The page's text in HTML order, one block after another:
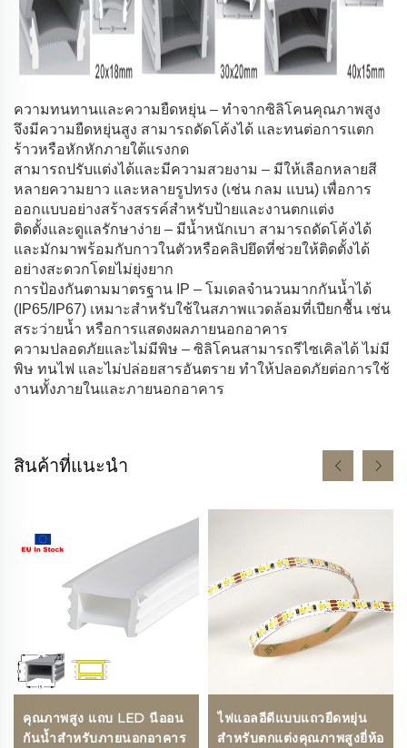
ความทนทานและความยืดหยุ่น – ทำจากซิลิโคนคุณภาพสูง
จึงมีความยืดหยุ่นสูง สามารถดัดโค้งได้ และทนต่อการแตก
ร้าวหรือหักหักภายใต้แรงกด
สามารถปรับแต่งได้และมีความสวยงาม – มีให้เลือกหลายสี
หลายความยาว และหลายรูปทรง (เช่น กลม แบน) เพื่อการ
ออกแบบอย่างสร้างสรรค์สำหรับป้ายและงานตกแต่ง
ติดตั้งและดูแลรักษาง่าย – มีน้ำหนักเบา สามารถดัดโค้งได้
และมักมาพร้อมกับกาวในตัวหรือคลิปยึดที่ช่วยให้ติดตั้งได้
อย่างสะดวกโดยไม่ยุ่งยาก
การป้องกันตามมาตรฐาน IP – โมเดลจำนวนมากกันน้ำได้
(IP65/IP67) เหมาะสำหรับใช้ในสภาพแวดล้อมที่เปียกชื้น เช่น
สระว่ายน้ำ หรือการแสดงผลภายนอกอาคาร
ความปลอดภัยและไม่มีพิษ – ซิลิโคนสามารถรีไซเคิลได้ ไม่มี
พิษ ทนไฟ และไม่ปล่อยสารอันตราย ทำให้ปลอดภัยต่อการใช้
งานทั้งภายในและภายนอกอาคาร
สินค้าที่แนะนำ
คุณภาพสูง แถบ LED นีออน
กันน้ำสำหรับภายนอกอาคาร
ไฟแอลอีดีแบบแถวยืดหยุ่น
สำหรับตกแต่งคุณภาพสูงยี่ห้อ